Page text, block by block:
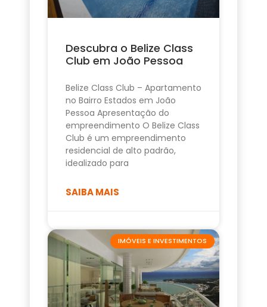
Descubra o Belize Class
Club em João Pessoa
Belize Class Club – Apartamento
no Bairro Estados em João
Pessoa Apresentação do
empreendimento O Belize Class
Club é um empreendimento
residencial de alto padrão,
idealizado para
SAIBA MAIS
IMÓVEIS E INVESTIMENTOS